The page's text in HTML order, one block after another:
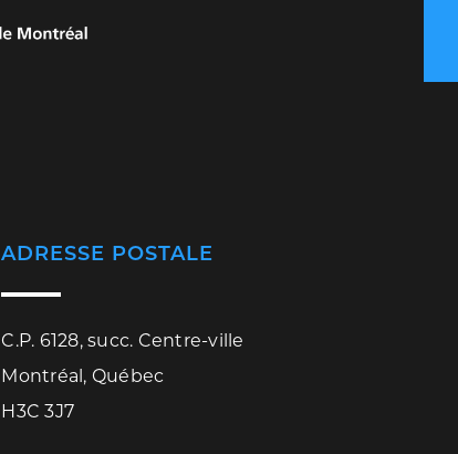
ADRESSE POSTALE
C.P. 6128, succ. Centre-ville
Montréal, Québec
H3C 3J7